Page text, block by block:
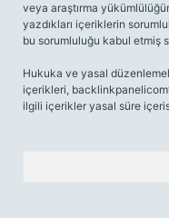
veya araştırma
yazdıkları içeriklerin
bu sorumluluğu kabul etmiş
Hukuka ve yasal
içerikleri,
ilgili içerikler yasal süre